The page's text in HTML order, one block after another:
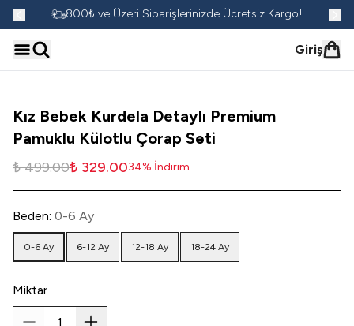
800₺ ve Üzeri Siparişlerinizde Ücretsiz Kargo!
Giriş
Kız Bebek Kurdela Detaylı Premium
Pamuklu Külotlu Çorap Seti
₺ 499.00₺ 329.0034% İndirim
Beden: 0-6 Ay
0-6 Ay 6-12 Ay 12-18 Ay 18-24 Ay
Miktar